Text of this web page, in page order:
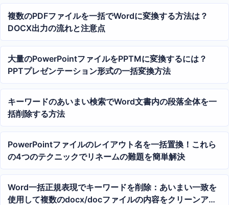
複数のPDFファイルを一括でWordに変換する方法は？
DOCX出力の流れと注意点
大量のPowerPointファイルをPPTMに変換するには？
PPTプレゼンテーション形式の一括変換方法
キーワードのあいまい検索でWord文書内の段落全体を一
括削除する方法
PowerPointファイルのレイアウト名を一括置換！これら
の4つのテクニックでリネームの難題を簡単解決
Word一括正規表現でキーワードを削除：あいまい一致を
使用して複数のdocx/docファイルの内容をクリーンアッ